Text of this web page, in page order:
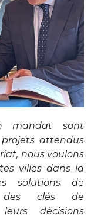
mandat sont
attendus
nous voulons
villes dans la
solutions de
des clés de
décisions